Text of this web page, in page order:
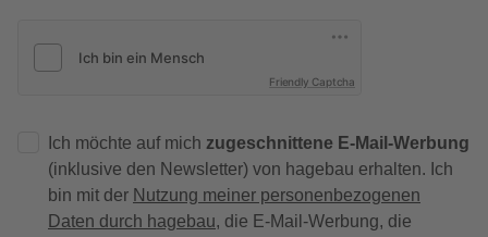
Friendly Captcha
Ich möchte auf mich zugeschnittene E-Mail-Werbung
(inklusive den Newsletter) von hagebau erhalten. Ich
bin mit der Nutzung meiner personenbezogenen
Daten durch hagebau, die E-Mail-Werbung, die